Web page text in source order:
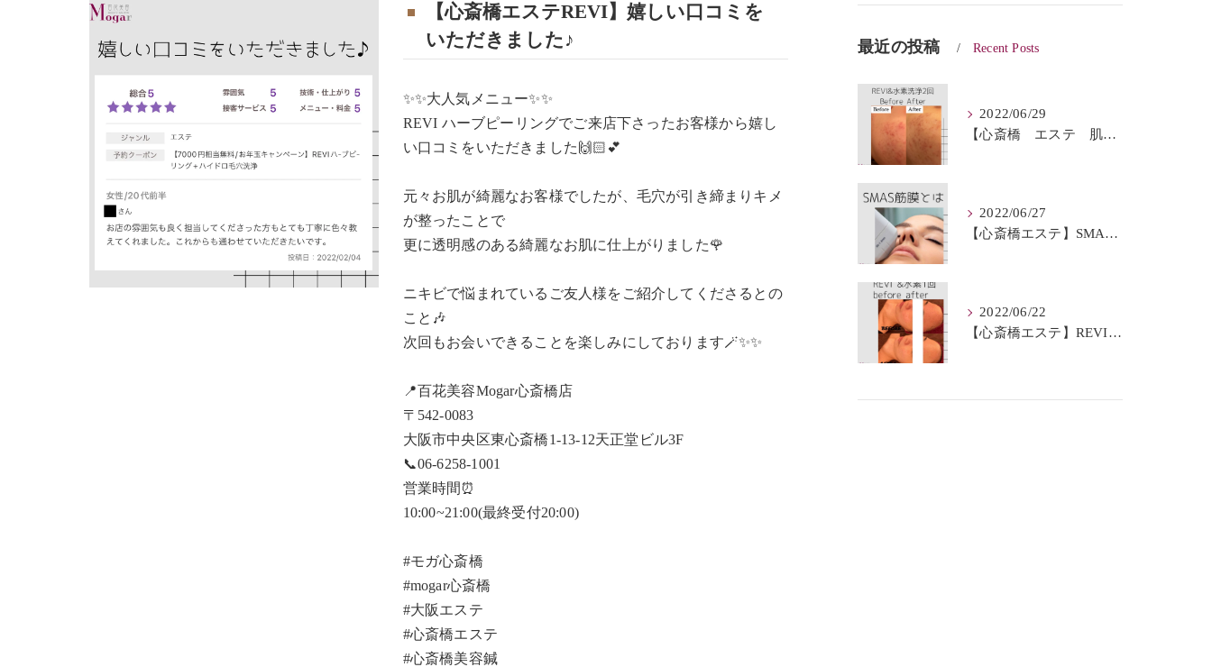
【心斎橋エステREVI】嬉しい口コミを
いただきました♪
✨✨大人気メニュー✨✨
REVI ハーブピーリングでご来店下さったお客様から嬉し
い口コミをいただきました🙌🏻💕
元々お肌が綺麗なお客様でしたが、毛穴が引き締まりキメ
が整ったことで
更に透明感のある綺麗なお肌に仕上がりました🌹
ニキビで悩まれているご友人様をご紹介してくださるとの
こと🎶
次回もお会いできることを楽しみにしております🪄✨✨
📍百花美容Mogar心斎橋店
〒542-0083
大阪市中央区東心斎橋1-13-12天正堂ビル3F
📞06-6258-1001
営業時間⏰
10:00~21:00(最終受付20:00)
#モガ心斎橋
#mogar心斎橋
#大阪エステ
#心斎橋エステ
#心斎橋美容鍼
最近の投稿 Recent Posts
2022/06/29
【心斎橋 エステ 肌質改善】REVI＆ハイドロフェイシャルBeforeAfter
2022/06/27
【心斎橋エステ】SMAS筋膜とは？
2022/06/22
【心斎橋エステ】REVI＆水素BeforeAfter